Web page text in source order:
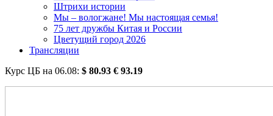
Штрихи истории
Мы – вологжане! Мы настоящая семья!
75 лет дружбы Китая и России
Цветущий город 2026
Трансляции
Курс ЦБ на 06.08: $ 80.93 € 93.19